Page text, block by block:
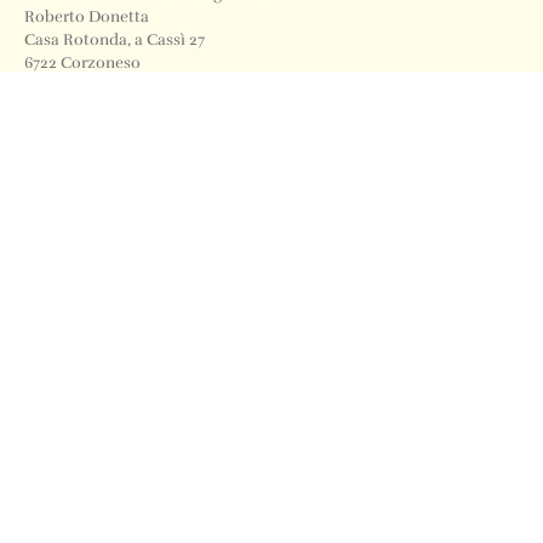
Roberto Donetta
Casa Rotonda, a Cassì 27
6722 Corzoneso